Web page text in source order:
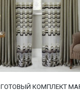
ГОТОВЫЙ КОМПЛЕКТ